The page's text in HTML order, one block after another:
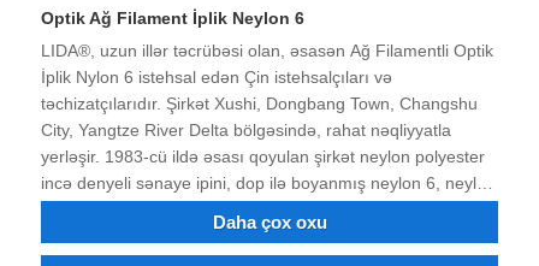
Optik Ağ Filament İplik Neylon 6
LIDA®, uzun illər təcrübəsi olan, əsasən Ağ Filamentli Optik
İplik Nylon 6 istehsal edən Çin istehsalçıları və
təchizatçılarıdır. Şirkət Xushi, Dongbang Town, Changshu
City, Yangtze River Delta bölgəsində, rahat nəqliyyatla
yerləşir. 1983-cü ildə əsası qoyulan şirkət neylon polyester
incə denyeli sənaye ipini, dop ilə boyanmış neylon 6, neylon
təkrar emal edilmiş neylon polyester filamentini birləşdirən
Daha çox oxu